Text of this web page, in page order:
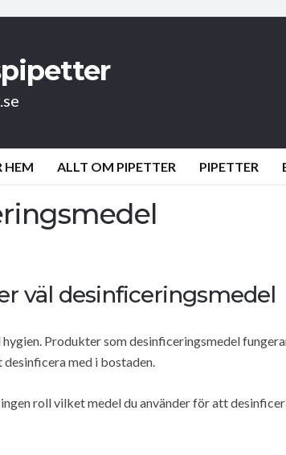
HEM ALLT OM PIPETTER PIPETTER
väl desinficeringsmedel
hygien. Produkter som desinficeringsmedel
med i bostaden.
roll vilket medel du använder för att